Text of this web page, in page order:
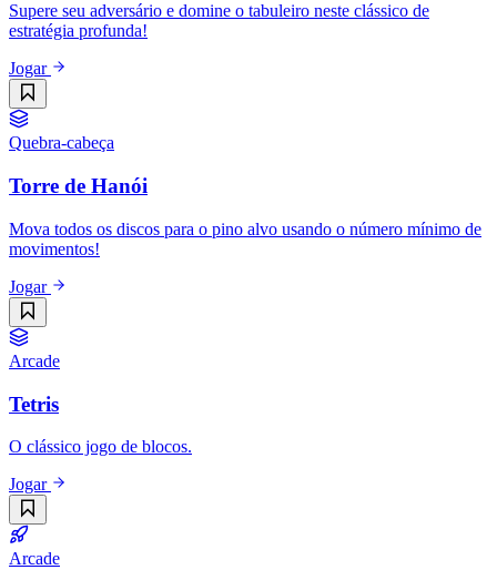
Supere seu adversário e domine o tabuleiro neste clássico de
estratégia profunda!
Jogar
Quebra-cabeça
Torre de Hanói
Mova todos os discos para o pino alvo usando o número mínimo de
movimentos!
Jogar
Arcade
Tetris
O clássico jogo de blocos.
Jogar
Arcade